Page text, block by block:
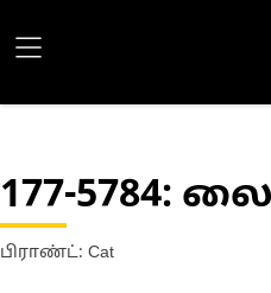
177-5784:
பிராண்ட்: Cat